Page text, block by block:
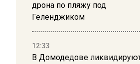
дрона по пляжу под
Геленджиком
12:33
В Домодедове